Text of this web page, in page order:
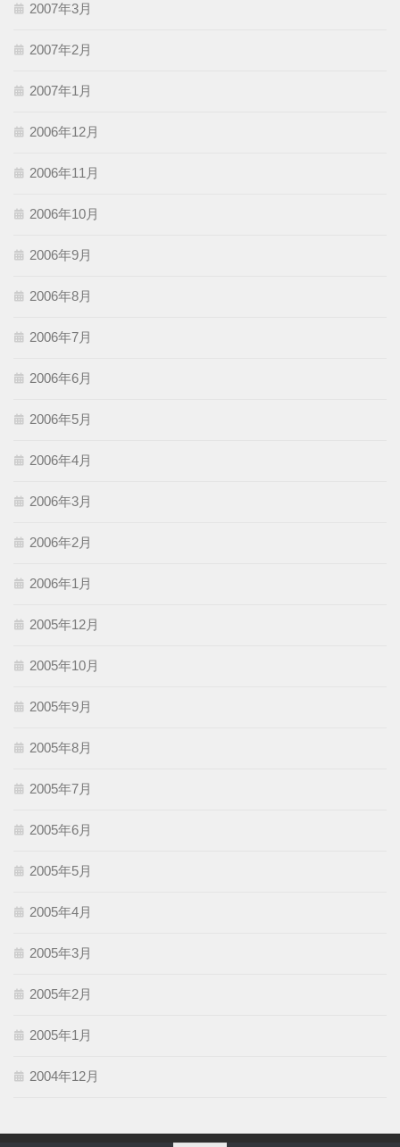
2007年3月
2007年2月
2007年1月
2006年12月
2006年11月
2006年10月
2006年9月
2006年8月
2006年7月
2006年6月
2006年5月
2006年4月
2006年3月
2006年2月
2006年1月
2005年12月
2005年10月
2005年9月
2005年8月
2005年7月
2005年6月
2005年5月
2005年4月
2005年3月
2005年2月
2005年1月
2004年12月